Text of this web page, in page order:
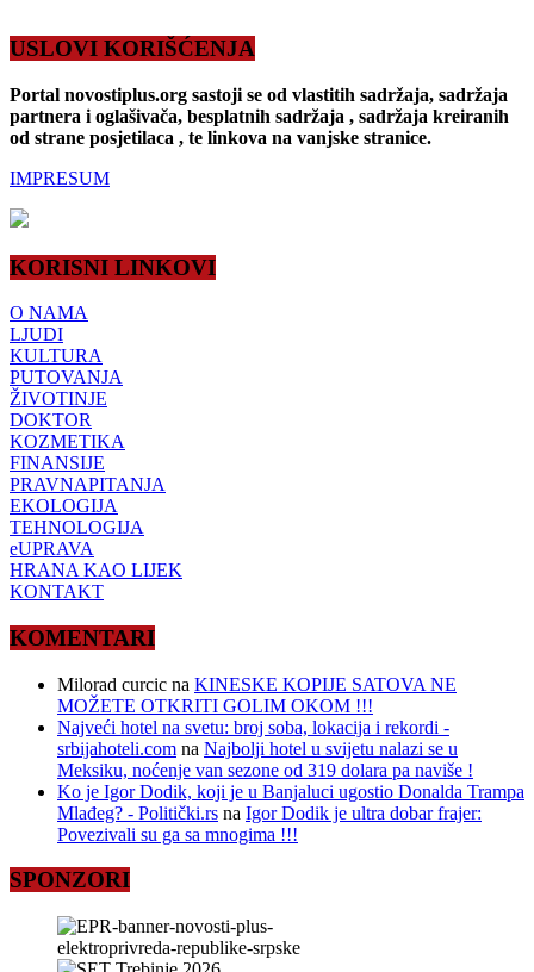
USLOVI KORIŠĆENJA
Portal novostiplus.org sastoji se od vlastitih sadržaja, sadržaja
partnera i oglašivača, besplatnih sadržaja , sadržaja kreiranih
od strane posjetilaca , te linkova na vanjske stranice.
IMPRESUM
KORISNI LINKOVI
O NAMA
LJUDI
KULTURA
PUTOVANJA
ŽIVOTINJE
DOKTOR
KOZMETIKA
FINANSIJE
PRAVNAPITANJA
EKOLOGIJA
TEHNOLOGIJA
eUPRAVA
HRANA KAO LIJEK
KONTAKT
KOMENTARI
Milorad curcic na KINESKE KOPIJE SATOVA NE
MOŽETE OTKRITI GOLIM OKOM !!!
Najveći hotel na svetu: broj soba, lokacija i rekordi -
srbijahoteli.com na Najbolji hotel u svijetu nalazi se u
Meksiku, noćenje van sezone od 319 dolara pa naviše !
Ko je Igor Dodik, koji je u Banjaluci ugostio Donalda Trampa
Mlađeg? - Politički.rs na Igor Dodik je ultra dobar frajer:
Povezivali su ga sa mnogima !!!
SPONZORI